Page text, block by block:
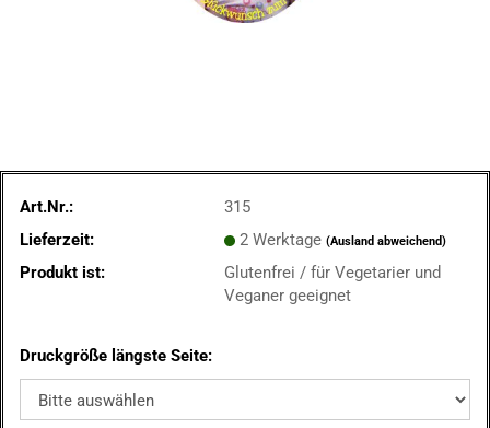
Art.Nr.:
315
Lieferzeit:
2 Werktage (Ausland abweichend)
Produkt ist:
Glutenfrei / für Vegetarier und
Veganer geeignet
Druckgröße längste Seite: